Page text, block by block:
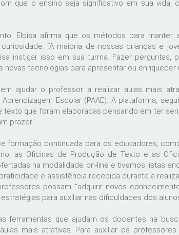
que o ensino seja significativo em sua vida,
Eloisa afirma que os métodos para manter
“A maioria de nossas crianças e
instigar isso em sua turma. Fazer perguntas,
novas tecnologias para apresentar ou enriquecer
ajudar o professor a realizar aulas mais
Escolar (PAAE). A plataforma,
que foram elaboradas pensando em ter
prazer”.
formação continuada para os educadores,
as Oficinas de Produção de Texto e as
na modalidade on-line e tivemos listas
e assistência recebida durante a
possam “adquirir novos
para auxiliar nas dificuldades dos
ferramentas que ajudam os docentes na
mais atrativas. Para auxiliar os